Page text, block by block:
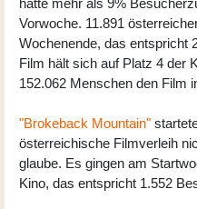
hatte mehr als 9%
Vorwoche. 11.891
Wochenende, das entspricht
Film hält sich auf Platz 4 der
152.062 Menschen den Film
"Brokeback Mountain"
österreichische Filmverleih
glaube. Es gingen am
Kino, das entspricht 1.552